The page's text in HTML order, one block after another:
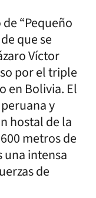
“Pequeño
que se
Víctor
por el triple
en Bolivia. El
y
hostal de la
metros de
una intensa
de